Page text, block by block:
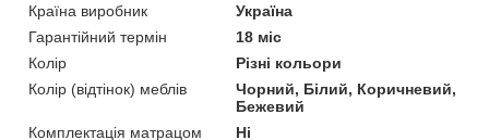
Країна виробник
Україна
Гарантійний термін
18 міс
Колір
Різні кольори
Колір (відтінок) меблів
Чорний, Білий, Коричневий,
Бежевий
Комплектація матрацом
Ні